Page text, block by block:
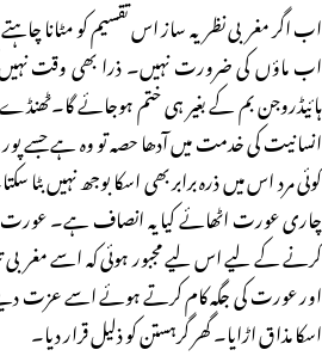
اب اگر مغربی نظریہ ساز اس تقسیم کو مٹانا چاہتے
اب ماؤں کی ضرورت نہیں۔ ذرا بھی وقت
ہائیڈروجن بم کے بغیر ہی ختم ہوجائے
انسانیت کی خدمت میں آدھا حصہ تو وہ ہے جسے
کوئی مرد اس میں ذرہ برابر بھی اسکا بوجھ نہیں
چاری عورت اٹھائے کیا یہ انصاف ہے۔
کرنے کے لیے اس لیے مجبور ہوئی کہ اسے
اور عورت کی جگہ کام کرتے ہوئے اسے عزت
اسکا مذاق اڑایا۔ گھر گرہستن کو ذلیل قرار دیا۔